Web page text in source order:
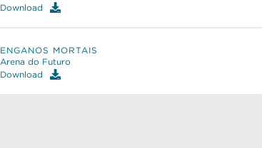
Download
ENGANOS MORTAIS
Arena do Futuro
Download